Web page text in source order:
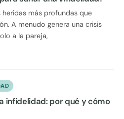
más profundas que
A menudo genera una crisis
a la pareja,
infidelidad: por qué y cómo